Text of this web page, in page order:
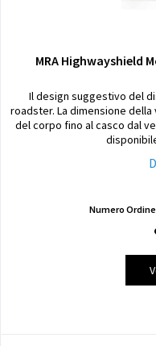
MRA Highwayshield
Il design suggestivo del
roadster. La dimensione
del corpo fino al casco dal
Numero